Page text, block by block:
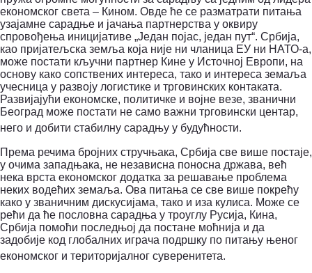
економског света – Кином. Овде ће се разматрати питања
узајамне сарадње и јачања партнерства у оквиру
спровођења иницијативе „Један појас, један пут“. Србија,
као пријатељска земља која није ни чланица ЕУ ни НАТО-а,
може постати кључни партнер Кине у Источној Европи, на
основу како сопствених интереса, тако и интереса земаља
учесница у развоју логистике и трговинских контаката.
Развијајући економске, политичке и војне везе, званични
Београд може постати не само важни трговински центар,
него и добити стабилну сарадњу у будућности.
Према речима бројних стручњака, Србија све више постаје,
у очима западњака, не независна поносна држава, већ
нека врста економског додатка за решавање проблема
неких водећих земаља. Ова питања се све више покрећу
како у званичним дискусијама, тако и иза кулиса. Може се
рећи да ће пословна сарадња у троуглу Русија, Кина,
Србија помоћи последњој да постане моћнија и да
задобије код глобалних играча подршку по питању њеног
економског и територијалног суверенитета.